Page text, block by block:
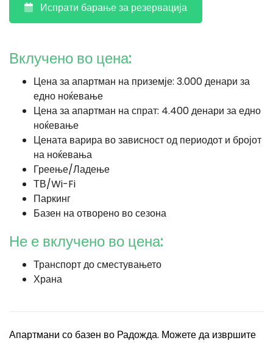
Испрати барање за резервација
Вклучено во цена:
Цена за апартман на приземје: 3.000 денари за
едно ноќевање
Цена за апартман на спрат: 4.400 денари за едно
ноќевање
Цената варира во зависност од периодот и бројот
на ноќевања
Греење/Ладење
ТВ/Wi-Fi
Паркинг
Базен на отворено во сезона
Не е вклучено во цена:
Транспорт до сместувањето
Храна
Апартмани со базен во Радожда. Можете да извршите